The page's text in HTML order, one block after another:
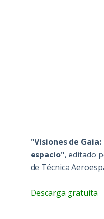
"Visiones de
espacio", editado
de Técnica
Descarga gratuita